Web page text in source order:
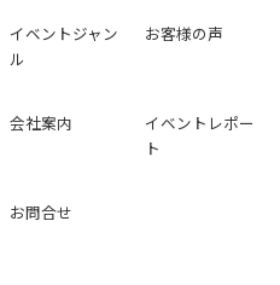
イベントジャン
ル
お客様の声
会社案内
イベントレポー
ト
お問合せ